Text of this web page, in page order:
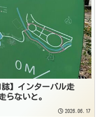
】インターバル走
ないと。
2026.06.17